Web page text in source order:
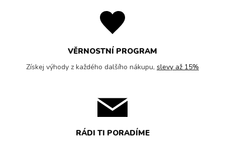
VĚRNOSTNÍ PROGRAM
Získej výhody z každého dalšího nákupu, slevy až 15%
RÁDI TI PORADÍME